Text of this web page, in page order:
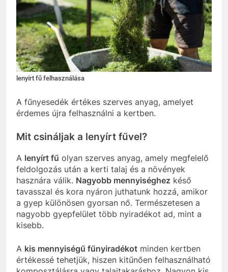
lenyírt fű felhasználása
A fűnyesedék értékes szerves anyag, amelyet
érdemes újra felhasználni a kertben.
Mit csináljak a lenyírt fűvel?
A lenyírt fű olyan szerves anyag, amely megfelelő
feldolgozás után a kerti talaj és a növények
hasznára válik. Nagyobb mennyiséghez késő
tavasszal és kora nyáron juthatunk hozzá, amikor
a gyep különösen gyorsan nő. Természetesen a
nagyobb gyepfelület több nyiradékot ad, mint a
kisebb.
A kis mennyiségű fűnyiradékot minden kertben
értékessé tehetjük, hiszen kitűnően felhasználható